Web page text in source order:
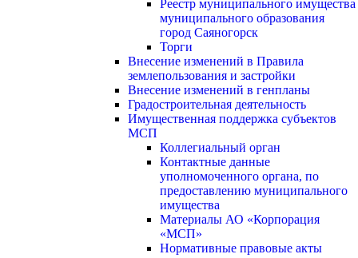
Реестр муниципального имущества
муниципального образования
город Саяногорск
Торги
Внесение изменений в Правила
землепользования и застройки
Внесение изменений в генпланы
Градостроительная деятельность
Имущественная поддержка субъектов
МСП
Коллегиальный орган
Контактные данные
уполномоченного органа, по
предоставлению муниципального
имущества
Материалы АО «Корпорация
«МСП»
Нормативные правовые акты